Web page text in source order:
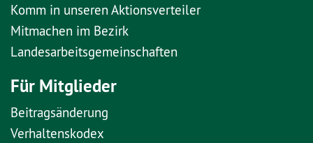
Komm in unseren Aktionsverteiler
Mitmachen im Bezirk
Landesarbeitsgemeinschaften
Für Mitglieder
Beitragsänderung
Verhaltenskodex